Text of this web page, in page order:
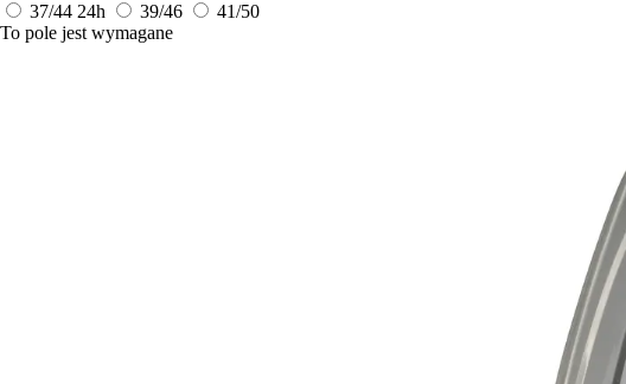
37/44 24h 39/46
41/50
To pole jest wymagane